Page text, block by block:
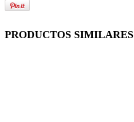
PRODUCTOS SIMILARES